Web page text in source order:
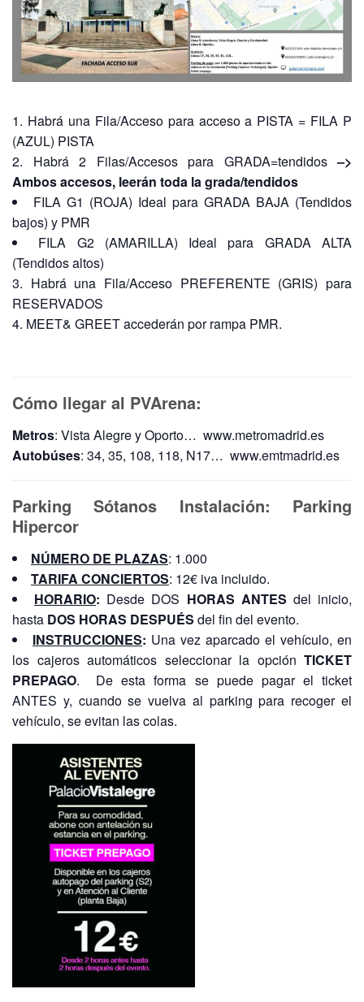
Habrá una Fila/Acceso para acceso a PISTA = FILA P
(AZUL) PISTA
Habrá 2 Filas/Accesos para GRADA=tendidos–>
Ambos accesos, leerán toda la grada/tendidos
FILA G1 (ROJA) Ideal para GRADA BAJA (Tendidos
bajos) y PMR
FILA G2 (AMARILLA) Ideal para GRADA ALTA
(Tendidos altos)
Habrá una Fila/Acceso PREFERENTE (GRIS) para
RESERVADOS
MEET& GREET accederán por rampa PMR.
Cómo llegar al PVArena:
Metros: Vista Alegre y Oporto… www.metromadrid.es
Autobúses: 34, 35, 108, 118, N17… www.emtmadrid.es
Parking Sótanos Instalación: Parking
Hipercor
NÚMERO DE PLAZAS: 1.000
TARIFA CONCIERTOS: 12€ iva incluido.
HORARIO: Desde DOS HORAS ANTES del inicio,
hasta DOS HORAS DESPUÉS del fin del evento.
INSTRUCCIONES: Una vez aparcado el vehículo, en
los cajeros automáticos seleccionar la opción TICKET
PREPAGO. De esta forma se puede pagar el ticket
ANTES y, cuando se vuelva al parking para recoger el
vehículo, se evitan las colas.